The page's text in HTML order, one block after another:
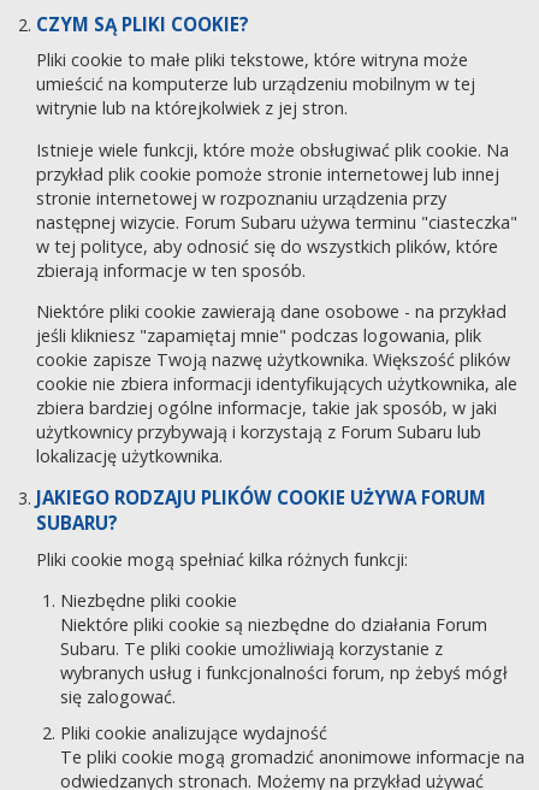
CZYM SĄ PLIKI COOKIE?
Pliki cookie to małe pliki tekstowe, które witryna może
umieścić na komputerze lub urządzeniu mobilnym w tej
witrynie lub na którejkolwiek z jej stron.
Istnieje wiele funkcji, które może obsługiwać plik cookie. Na
przykład plik cookie pomoże stronie internetowej lub innej
stronie internetowej w rozpoznaniu urządzenia przy
następnej wizycie. Forum Subaru używa terminu "ciasteczka"
w tej polityce, aby odnosić się do wszystkich plików, które
zbierają informacje w ten sposób.
Niektóre pliki cookie zawierają dane osobowe - na przykład
jeśli klikniesz "zapamiętaj mnie" podczas logowania, plik
cookie zapisze Twoją nazwę użytkownika. Większość plików
cookie nie zbiera informacji identyfikujących użytkownika, ale
zbiera bardziej ogólne informacje, takie jak sposób, w jaki
użytkownicy przybywają i korzystają z Forum Subaru lub
lokalizację użytkownika.
JAKIEGO RODZAJU PLIKÓW COOKIE UŻYWA FORUM
SUBARU?
Pliki cookie mogą spełniać kilka różnych funkcji:
Niezbędne pliki cookie
Niektóre pliki cookie są niezbędne do działania Forum
Subaru. Te pliki cookie umożliwiają korzystanie z
wybranych usług i funkcjonalności forum, np żebyś mógł
się zalogować.
Pliki cookie analizujące wydajność
Te pliki cookie mogą gromadzić anonimowe informacje na
odwiedzanych stronach. Możemy na przykład używać